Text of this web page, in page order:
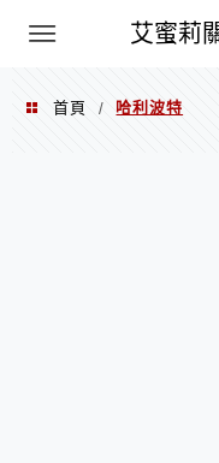
艾蜜莉
PXN
首頁 / 哈利波特